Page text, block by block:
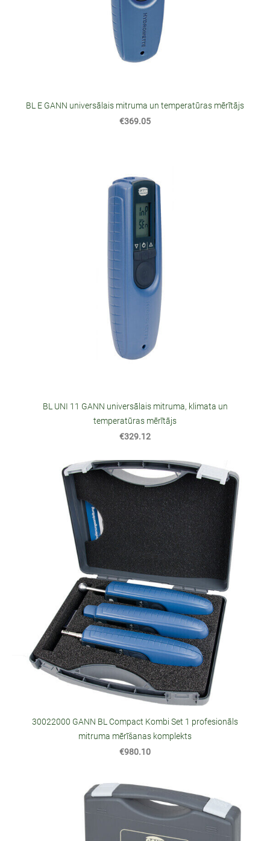
BL E GANN universālais mitruma un temperatūras mērītājs
€369.05
BL UNI 11 GANN universālais mitruma, klimata un
temperatūras mērītājs
€329.12
30022000 GANN BL Compact Kombi Set 1 profesionāls
mitruma mērīšanas komplekts
€980.10